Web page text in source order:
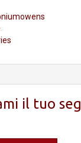
il tuo